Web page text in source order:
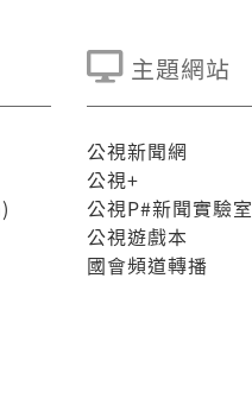
主題網站
公視新聞網
公視+
公視P#新聞實驗室
公視遊戲本
國會頻道轉播